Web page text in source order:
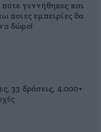
γεννήθηκες και
ποιες εμπειρίες θα
δώρο!
33 δράσεις, 4.000+